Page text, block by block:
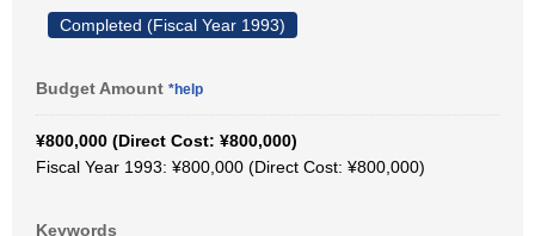
Completed (Fiscal Year 1993)
Budget Amount *help
¥800,000 (Direct Cost: ¥800,000)
Fiscal Year 1993: ¥800,000 (Direct Cost: ¥800,000)
Keywords